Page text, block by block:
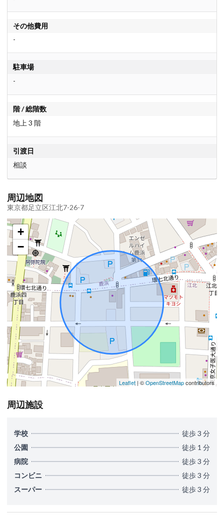
その他費用
-
駐車場
-
階 / 総階数
地上 3 階
引渡日
相談
周辺地図
東京都足立区江北7-26-7
+
−
Leaflet | ©OpenStreetMapcontributors
周辺施設
学校
徒歩 3 分
公園
徒歩 1 分
病院
徒歩 3 分
コンビニ
徒歩 3 分
スーパー
徒歩 3 分